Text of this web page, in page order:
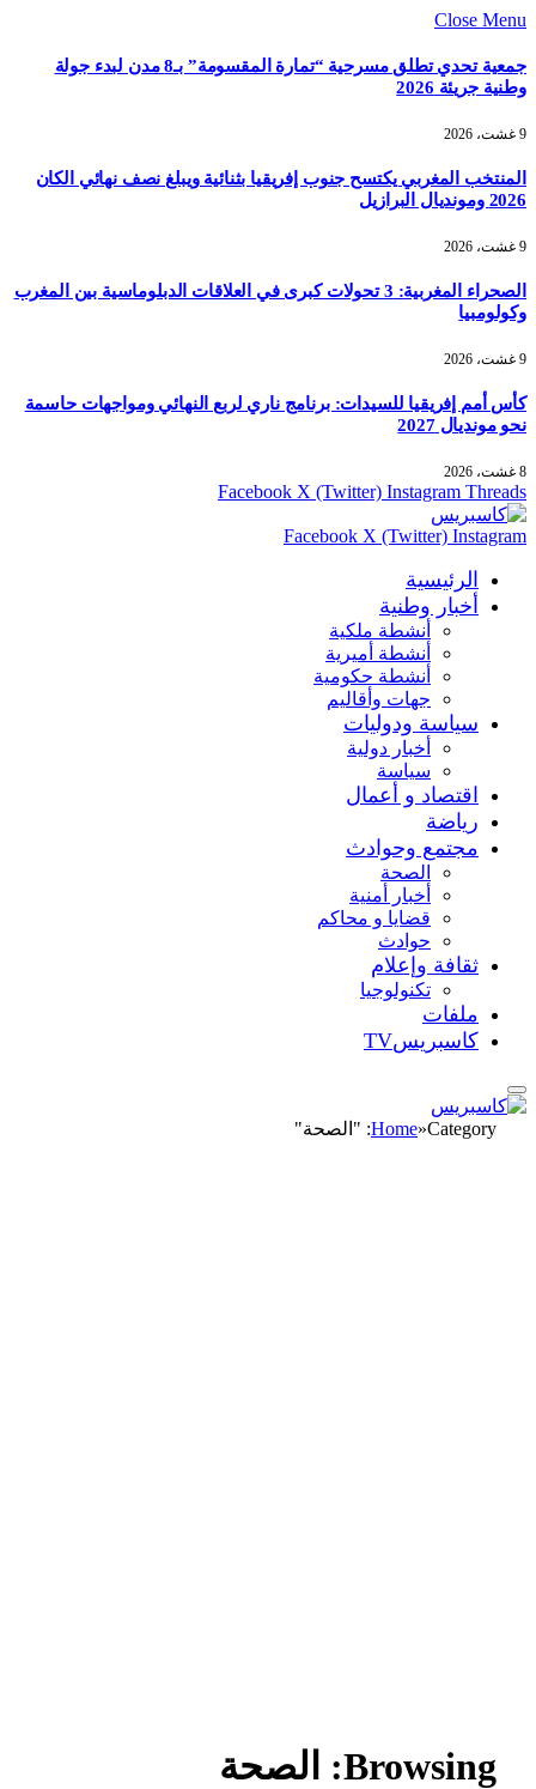
Close Menu
جمعية تحدي تطلق مسرحية “تمارة المقسومة” بـ8 مدن لبدء جولة
وطنية جريئة 2026
9 غشت، 2026
المنتخب المغربي يكتسح جنوب إفريقيا بثنائية ويبلغ نصف نهائي الكان
2026 ومونديال البرازيل
9 غشت، 2026
الصحراء المغربية: 3 تحولات كبرى في العلاقات الدبلوماسية بين المغرب
وكولومبيا
9 غشت، 2026
كأس أمم إفريقيا للسيدات: برنامج ناري لربع النهائي ومواجهات حاسمة
نحو مونديال 2027
8 غشت، 2026
Facebook X (Twitter) Instagram Threads
Facebook X (Twitter) Instagram
الرئيسية
أخبار وطنية
أنشطة ملكية
أنشطة أميرية
أنشطة حكومية
جهات وأقاليم
سياسة ودوليات
أخبار دولية
سياسة
اقتصاد و أعمال
رياضة
مجتمع وحوادث
الصحة
أخبار أمنية
قضايا و محاكم
حوادث
ثقافة وإعلام
تكنولوجيا
ملفات
كاسبريسTV
Home»Category: "الصحة"
Browsing: الصحة